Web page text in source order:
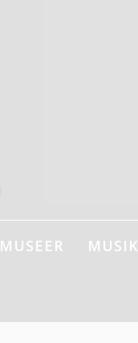
MUSEER MUSIK